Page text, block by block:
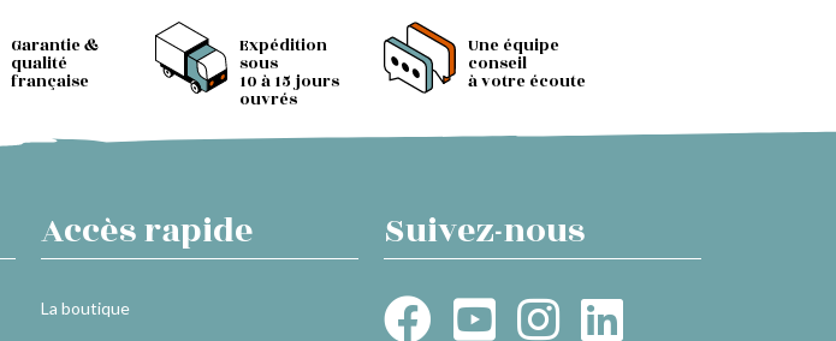
Garantie &
qualité
française
Expédition
sous
10 à 15 jours
ouvrés
Une équipe
conseil
à votre écoute
Accès rapide
La boutique
Suivez-nous